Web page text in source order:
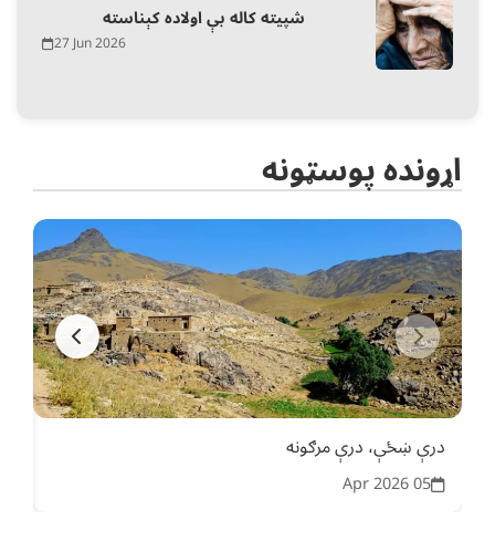
شپیته کاله بې اولاده کېناسته
27 Jun 2026
اړونده پوسټونه
درې ښځې، درې مرګونه
05 Apr 2026